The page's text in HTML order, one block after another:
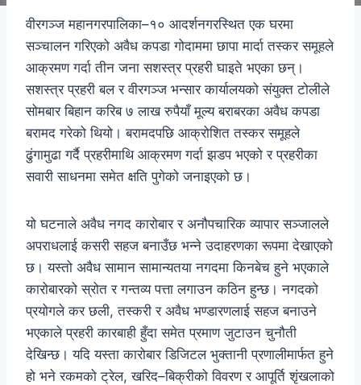
वीरगञ्ज महानगरपालिका–१० आदर्शनगरस्थित एक घरमा
सञ्चालन गरिएको अवैध कपडा गोदाममा छापा मार्दा तस्कर समूहले
आक्रमण गर्दा तीन जना सशस्त्र प्रहरी घाइते भएका छन्।
सशस्त्र प्रहरी बल र वीरगञ्ज भन्सार कार्यालयको संयुक्त टोलीले
सोमबार बिहान करिब ७ लाख रुपैयाँ मूल्य बराबरका अवैध कपडा
बरामद गरेको थियो। बरामदपछि आक्रोशित तस्कर समूहले
ढुंगामुढा गर्दै प्रहरीमाथि आक्रमण गर्दा झडप भएको र प्रहरीका
सवारी साधनमा समेत क्षति पुगेको जनाइएको छ।
यो घटनाले अवैध नगद कारोबार र अनौपचारिक व्यापार सञ्जालले
अपराधलाई कसरी सहज बनाउँछ भन्ने उदाहरणका रूपमा देखाएको
छ। यस्तो अवैध सामान सामान्यतया नगदमा किनबेच हुने भएकाले
कारोबारको स्रोत र गन्तव्य पत्ता लगाउन कठिन हुन्छ। नगदको
प्रयोगले कर छली, तस्करी र अवैध भण्डारणलाई सहज बनाउने
भएकाले प्रहरी कारबाही हुँदा समेत प्रमाण जुटाउन चुनौती
देखिन्छ। यदि यस्ता कारोबार डिजिटल भुक्तानी प्रणालीमार्फत हुने
हो भने रकमको ट्रेल, खरिद–बिक्रीको विवरण र आपूर्ति शृंखलाको